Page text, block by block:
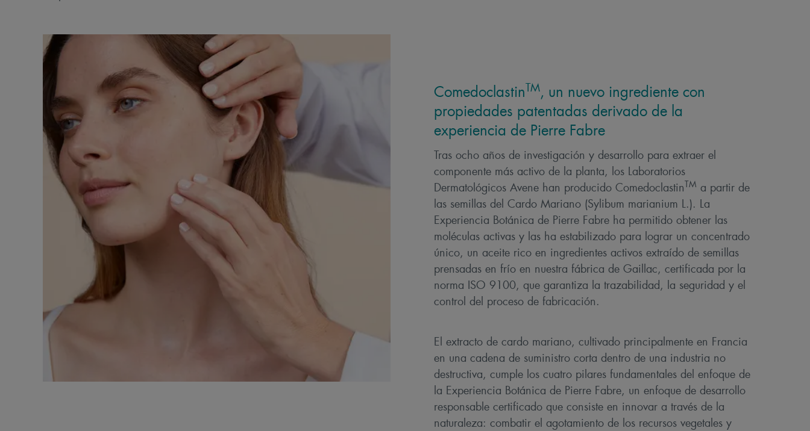
ComedoclastinTM, un nuevo ingrediente con
propiedades patentadas derivado de la
experiencia de Pierre Fabre
Tras ocho años de investigación y desarrollo para extraer el
componente más activo de la planta, los Laboratorios
Dermatológicos Avene han producido ComedoclastinTM a partir de
las semillas del Cardo Mariano (Sylibum marianium L.). La
Experiencia Botánica de Pierre Fabre ha permitido obtener las
moléculas activas y las ha estabilizado para lograr un concentrado
único, un aceite rico en ingredientes activos extraído de semillas
prensadas en frío en nuestra fábrica de Gaillac, certificada por la
norma ISO 9100, que garantiza la trazabilidad, la seguridad y el
control del proceso de fabricación.
El extracto de cardo mariano, cultivado principalmente en Francia
en una cadena de suministro corta dentro de una industria no
destructiva, cumple los cuatro pilares fundamentales del enfoque de
la Experiencia Botánica de Pierre Fabre, un enfoque de desarrollo
responsable certificado que consiste en innovar a través de la
naturaleza: combatir el agotamiento de los recursos vegetales y